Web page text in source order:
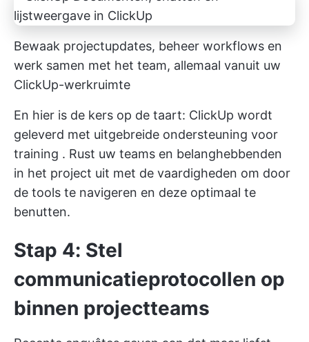
Bewaak projectupdates, beheer workflows en
werk samen met het team, allemaal vanuit uw
ClickUp-werkruimte
En hier is de kers op de taart: ClickUp wordt
geleverd met uitgebreide ondersteuning voor
training . Rust uw teams en belanghebbenden
in het project uit met de vaardigheden om door
de tools te navigeren en deze optimaal te
benutten.
Stap 4: Stel
communicatieprotocollen op
binnen projectteams